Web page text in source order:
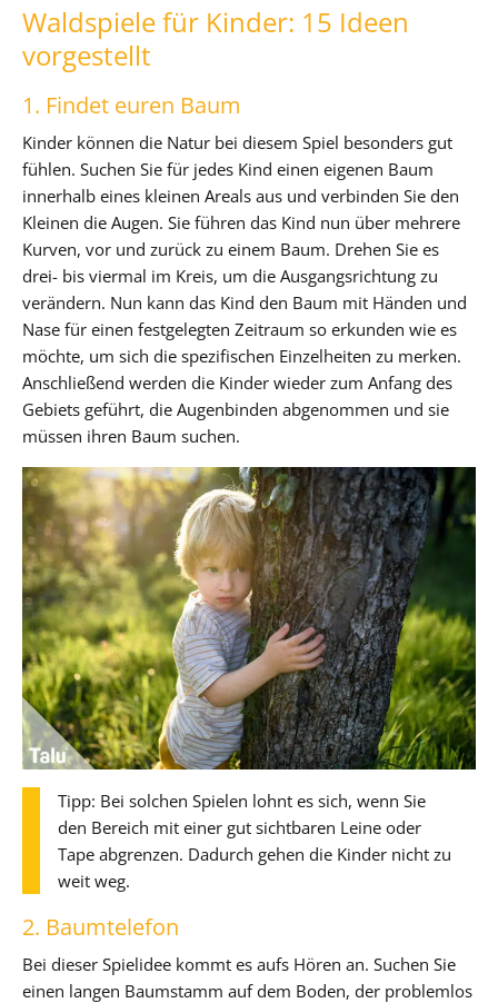
Waldspiele für Kinder: 15 Ideen
vorgestellt
1. Findet euren Baum
Kinder können die Natur bei diesem Spiel besonders gut
fühlen. Suchen Sie für jedes Kind einen eigenen Baum
innerhalb eines kleinen Areals aus und verbinden Sie den
Kleinen die Augen. Sie führen das Kind nun über mehrere
Kurven, vor und zurück zu einem Baum. Drehen Sie es
drei- bis viermal im Kreis, um die Ausgangsrichtung zu
verändern. Nun kann das Kind den Baum mit Händen und
Nase für einen festgelegten Zeitraum so erkunden wie es
möchte, um sich die spezifischen Einzelheiten zu merken.
Anschließend werden die Kinder wieder zum Anfang des
Gebiets geführt, die Augenbinden abgenommen und sie
müssen ihren Baum suchen.
Tipp: Bei solchen Spielen lohnt es sich, wenn Sie
den Bereich mit einer gut sichtbaren Leine oder
Tape abgrenzen. Dadurch gehen die Kinder nicht zu
weit weg.
2. Baumtelefon
Bei dieser Spielidee kommt es aufs Hören an. Suchen Sie
einen langen Baumstamm auf dem Boden, der problemlos